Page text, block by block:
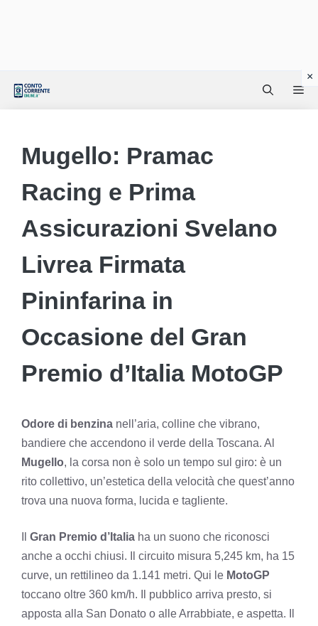
Mugello: Pramac
Racing e Prima
Assicurazioni Svelano
Livrea Firmata
Pininfarina in
Occasione del Gran
Premio d’Italia MotoGP
Odore di benzina nell’aria, colline che vibrano,
bandiere che accendono il verde della Toscana. Al
Mugello, la corsa non è solo un tempo sul giro: è un
rito collettivo, un’estetica della velocità che quest’anno
trova una nuova forma, lucida e tagliente.
Gran Premio d’Italia ha un suono che riconosci
anche a occhi chiusi. Il circuito misura 5,245 km, ha 15
curve, un rettilineo da 1.141 metri. Qui le MotoGP
toccano oltre 360 km/h. Il pubblico arriva presto, si
apposta alla San Donato o alle Arrabbiate, e aspetta. Il